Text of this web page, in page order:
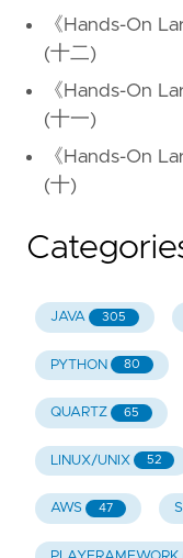
《Hands-On
(十二)
《Hands-On
(十一)
《Hands-On
(十)
JAVA 305
PYTHON 80
QUARTZ 65
LINUX/UNIX 52
AWS 47